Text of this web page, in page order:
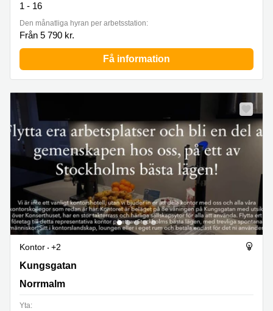
1 - 16
Den månatliga hyran per arbetsstation:
Från 5 790 kr.
Få information
Kontor
+2
Kungsgatan 32, Norrmalm
Kungsgatan
Norrmalm
Yta: